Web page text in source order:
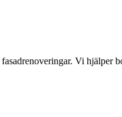
Vi hjälper